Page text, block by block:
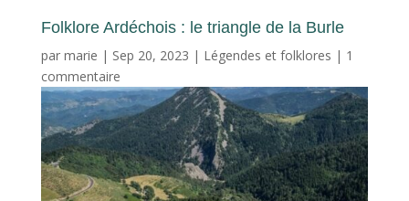
Folklore Ardéchois : le triangle de la Burle
par marie | Sep 20, 2023 | Légendes et folklores | 1
commentaire